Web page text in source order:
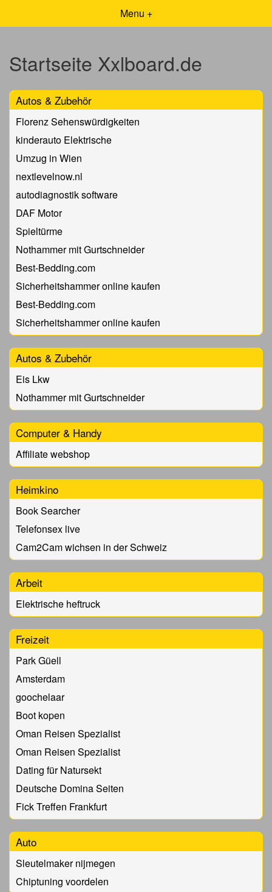
Menu +
Startseite Xxlboard.de
Autos & Zubehör
Florenz Sehenswürdigkeiten
kinderauto Elektrische
Umzug in Wien
nextlevelnow.nl
autodiagnostik software
DAF Motor
Spieltürme
Nothammer mit Gurtschneider
Best-Bedding.com
Sicherheitshammer online kaufen
Best-Bedding.com
Sicherheitshammer online kaufen
Autos & Zubehör
Eis Lkw
Nothammer mit Gurtschneider
Computer & Handy
Affiliate webshop
Heimkino
Book Searcher
Telefonsex live
Cam2Cam wichsen in der Schweiz
Arbeit
Elektrische heftruck
Freizeit
Park Güell
Amsterdam
goochelaar
Boot kopen
Oman Reisen Spezialist
Oman Reisen Spezialist
Dating für Natursekt
Deutsche Domina Seiten
Fick Treffen Frankfurt
Auto
Sleutelmaker nijmegen
Chiptuning voordelen